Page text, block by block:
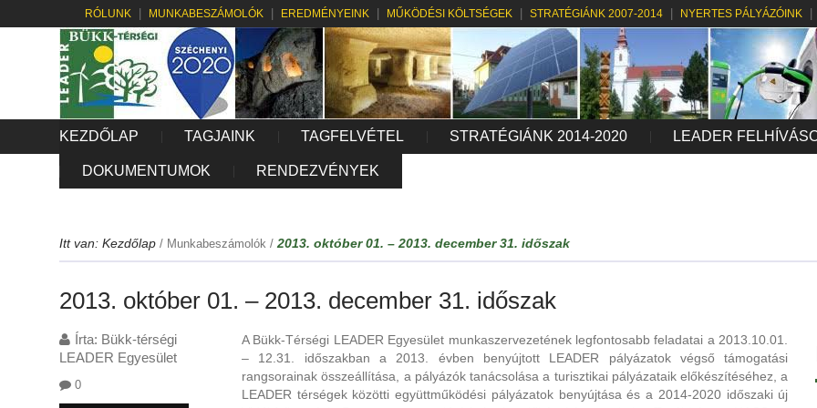
RÓLUNK MUNKABESZÁMOLÓK EREDMÉNYEINK MŰKÖDÉSI KÖLTSÉGEK STRATÉGIÁNK 2007-2014 NYERTES PÁLYÁZÓINK
KEZDŐLAP TAGJAINK TAGFELVÉTEL STRATÉGIÁNK 2014-2020 LEADER
DOKUMENTUMOK RENDEZVÉNYEK
Itt van: Kezdőlap / Munkabeszámolók /2013. október 01. – 2013. december 31. időszak
2013. október 01. – 2013. december 31. időszak
Írta: Bükk-térségi
LEADER Egyesület
0
A Bükk-Térségi LEADER Egyesület munkaszervezetének legfontosabb feladatai a 2013.10.01.
– 12.31. időszakban a 2013. évben benyújtott LEADER pályázatok végső támogatási
rangsorainak összeállítása, a pályázók tanácsolása a turisztikai pályázataik előkészítéséhez, a
LEADER térségek közötti együttműködési pályázatok benyújtása és a 2014-2020 időszaki új